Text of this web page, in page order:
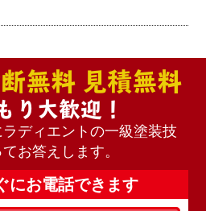
無料 見積無料
り大歓迎！
ディエントの一級塗装技
お答えします。
にお電話できます